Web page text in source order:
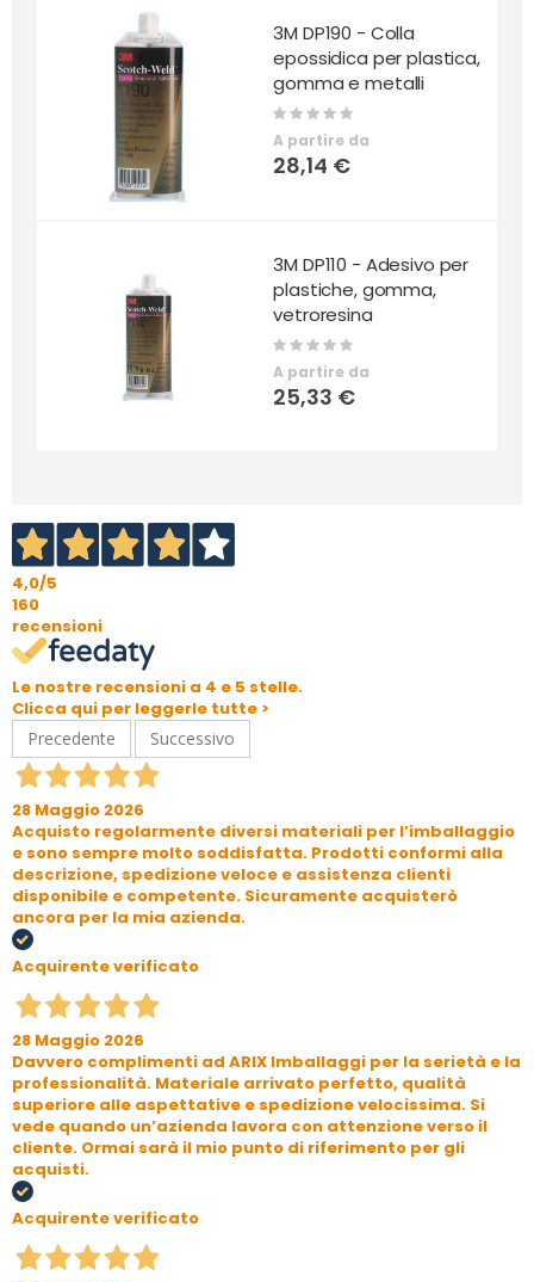
3M DP190 - Colla
epossidica per plastica,
gomma e metalli
Rating:
A partire da
28,14 €
3M DP110 - Adesivo per
plastiche, gomma,
vetroresina
Rating:
A partire da
25,33 €
4,0/5
160
recensioni
Le nostre recensioni a 4 e 5 stelle.
Clicca qui per leggerle tutte >
Precedente
Successivo
28 Maggio 2026
Acquisto regolarmente diversi materiali per l’imballaggio
e sono sempre molto soddisfatta. Prodotti conformi alla
descrizione, spedizione veloce e assistenza clienti
disponibile e competente. Sicuramente acquisterò
ancora per la mia azienda.
Acquirente verificato
28 Maggio 2026
Davvero complimenti ad ARIX Imballaggi per la serietà e la
professionalità. Materiale arrivato perfetto, qualità
superiore alle aspettative e spedizione velocissima. Si
vede quando un’azienda lavora con attenzione verso il
cliente. Ormai sarà il mio punto di riferimento per gli
acquisti.
Acquirente verificato